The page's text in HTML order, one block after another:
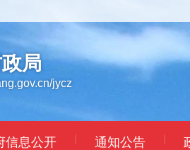
局
jycz
信息公开 | 通知公告 |